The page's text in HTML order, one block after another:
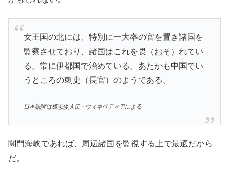
女王国の北には、特別に一大率の官を置き諸国を
監察させており、諸国はこれを畏（おそ）れてい
る。常に伊都国で治めている。あたかも中国でい
うところの刺史（長官）のようである。
日本語訳は魏志倭人伝・ウィキペディアによる
関門海峡であれば、周辺諸国を監視する上で最適だから
だ。